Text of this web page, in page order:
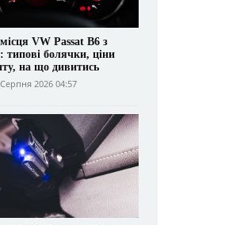
VW Passat B6 з
типові болячки, ціни
на що дивитись
2026 04:57